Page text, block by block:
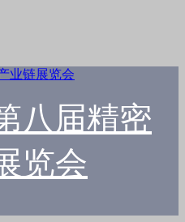
八届精密
览会